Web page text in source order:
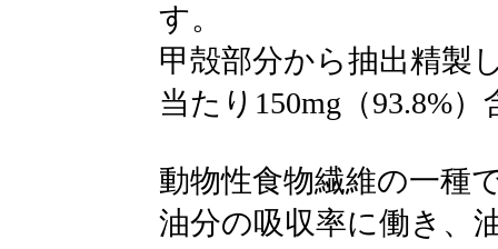
す。
甲殻部分から抽出精製
当たり150mg（93.8%）
動物性食物繊維の一種
油分の吸収率に働き、